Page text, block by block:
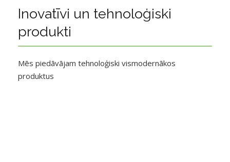
Inovatīvi un tehnoloģiski
produkti
Mēs piedāvājam tehnoloģiski vismodernākos
produktus